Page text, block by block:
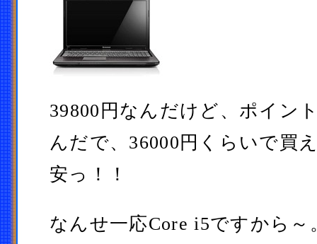
39800円なんだけど、ポイン
んだで、36000円くらいで買
安っ！！
なんせ一応Core i5ですから